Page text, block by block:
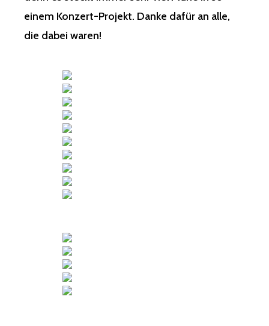
einem Konzert-Projekt. Danke dafür an alle,
die dabei waren!